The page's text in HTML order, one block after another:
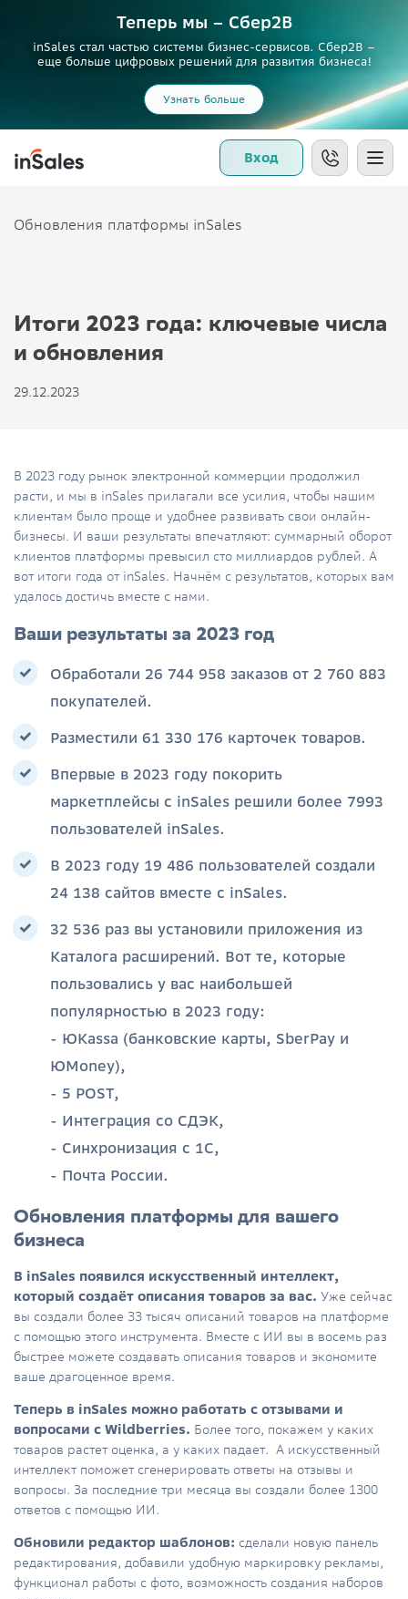
Теперь мы – Сбер2B
inSales стал частью системы бизнес-сервисов. Сбер2В –
еще больше цифровых решений для развития бизнеса!
Узнать больше
Вход
Обновления платформы inSales
Итоги 2023 года: ключевые числа
и обновления
29.12.2023
В 2023 году рынок электронной коммерции продолжил
расти, и мы в inSales прилагали все усилия, чтобы нашим
клиентам было проще и удобнее развивать свои онлайн-
бизнесы. И ваши результаты впечатляют: суммарный оборот
клиентов платформы превысил сто миллиардов рублей. А
вот итоги года от inSales. Начнём с результатов, которых вам
удалось достичь вместе с нами.
Ваши результаты за 2023 год
Обработали 26 744 958 заказов от 2 760 883
покупателей.
Разместили 61 330 176 карточек товаров.
Впервые в 2023 году покорить
маркетплейсы с inSales решили более 7993
пользователей inSales.
В 2023 году 19 486 пользователей создали
24 138 сайтов вместе с inSales.
32 536 раз вы установили приложения из
Каталога расширений. Вот те, которые
пользовались у вас наибольшей
популярностью в 2023 году:
- ЮKassa (банковские карты, SberPay и
ЮMoney),
- 5 POST,
- Интеграция со СДЭК,
- Синхронизация с 1C,
- Почта России.
Обновления платформы для вашего
бизнеса
В inSales появился искусственный интеллект,
который создаёт описания товаров за вас. Уже сейчас
вы создали более 33 тысяч описаний товаров на платформе
с помощью этого инструмента. Вместе с ИИ вы в восемь раз
быстрее можете создавать описания товаров и экономите
ваше драгоценное время.
Теперь в inSales можно работать с отзывами и
вопросами с Wildberries. Более того, покажем у каких
товаров растет оценка, а у каких падает. А искусственный
интеллект поможет сгенерировать ответы на отзывы и
вопросы. За последние три месяца вы создали более 1300
ответов с помощью ИИ.
Обновили редактор шаблонов: сделали новую панель
редактирования, добавили удобную маркировку рекламы,
функционал работы с фото, возможность создания наборов